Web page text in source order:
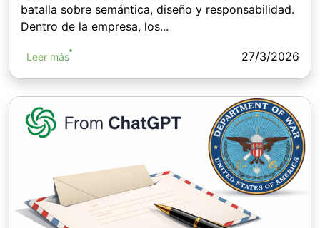
batalla sobre semántica, diseño y responsabilidad.
Dentro de la empresa, los...
Leer más 27/3/2026